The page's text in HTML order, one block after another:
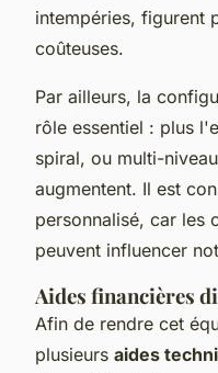
intempéries, figurent
coûteuses.
Par ailleurs, la
rôle essentiel : plus
spiral, ou multi-
augmentent. Il est
personnalisé, car les
peuvent influencer
Aides financières
Afin de rendre cet
plusieurs aides